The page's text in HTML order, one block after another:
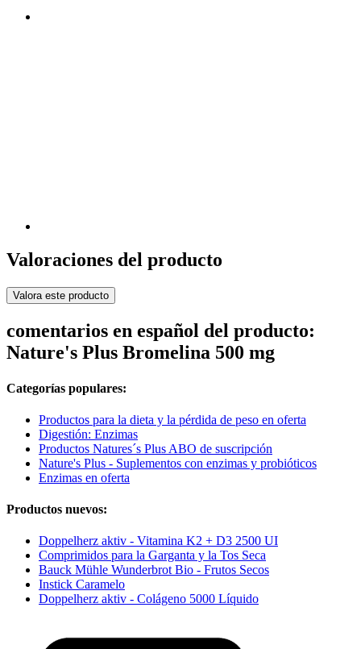
Valoraciones del producto
Valora este producto
comentarios en español del producto:
Nature's Plus Bromelina 500 mg
Categorías populares:
Productos para la dieta y la pérdida de peso en oferta
Digestión: Enzimas
Productos Natures´s Plus ABO de suscripción
Nature's Plus - Suplementos con enzimas y probióticos
Enzimas en oferta
Productos nuevos:
Doppelherz aktiv - Vitamina K2 + D3 2500 UI
Comprimidos para la Garganta y la Tos Seca
Bauck Mühle Wunderbrot Bio - Frutos Secos
Instick Caramelo
Doppelherz aktiv - Colágeno 5000 Líquido